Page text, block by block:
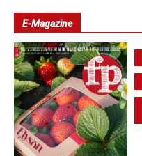
E-Magazine